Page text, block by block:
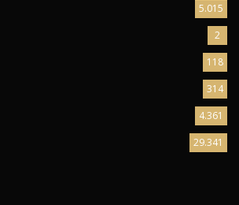
5.015
2
118
314
4.361
29.341